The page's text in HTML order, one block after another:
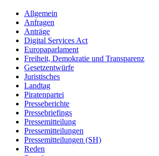
Allgemein
Anfragen
Anträge
Digital Services Act
Europaparlament
Freiheit, Demokratie und Transparenz
Gesetzentwürfe
Juristisches
Landtag
Piratenpartei
Presseberichte
Pressebriefings
Pressemitteilung
Pressemitteilungen
Pressemitteilungen (SH)
Reden